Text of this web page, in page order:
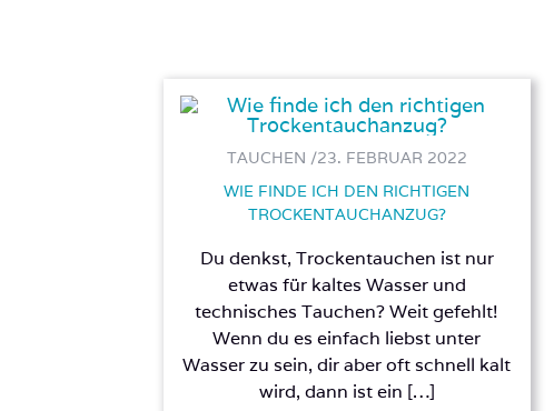
TAUCHEN /23. FEBRUAR 2022
WIE FINDE ICH DEN RICHTIGEN
TROCKENTAUCHANZUG?
Du denkst, Trockentauchen ist nur
etwas für kaltes Wasser und
technisches Tauchen? Weit gefehlt!
Wenn du es einfach liebst unter
Wasser zu sein, dir aber oft schnell kalt
wird, dann ist ein […]